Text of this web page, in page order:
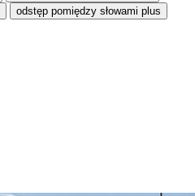
odstęp pomiędzy słowami plus